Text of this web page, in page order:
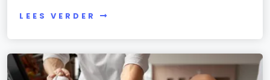
LEES VERDER